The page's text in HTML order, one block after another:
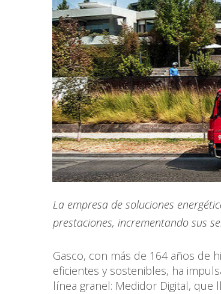
La empresa de soluciones
prestaciones, incrementando sus
Gasco, con más de 164 años de
eficientes y sostenibles, ha
línea granel: Medidor Digital, que